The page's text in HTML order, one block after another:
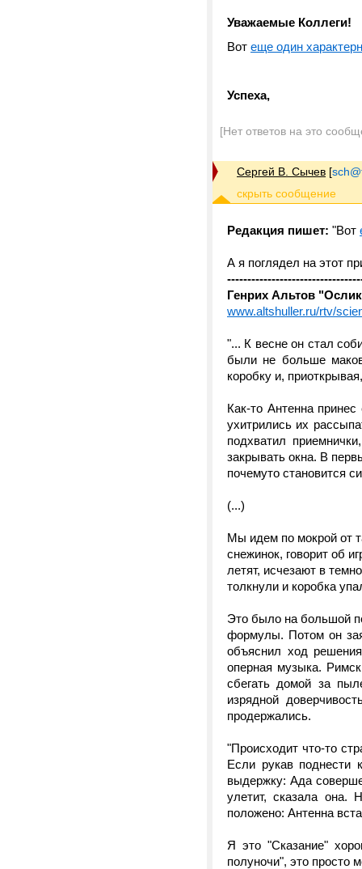
Уважаемые Коллеги!
Вот еще один
Успеха,
[Нет ответов на это
Сергей В. Сычев [
Редакция пишет: "Вот
А я поглядел на этот
Генрих Альтов
www.altshuller.ru/rtv/
"... К весне он стал
были не больше
коробку и,
Как-то Антенна
ухитрились их
подхватил
закрывать окна. В
почемуто становится
(...)
Мы идем по мокрой от
снежинок, говорит об
летят, исчезают в
толкнули и коробка
Это было на большой
формулы. Потом он
объяснил ход
оперная музыка.
сбегать домой за
изрядной
продержались.
"Происходит что-то
Если рукав поднести
выдержку: Ада
улетит, сказала она.
положено: Антенна
Я это "Сказание"
полуночи", это просто